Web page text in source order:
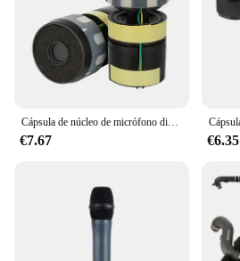
Cápsula de núcleo de micrófono dinámico para BETA58, reemplazo de cápsula de micrófono inalámbrico, 2 piezas
€7.67 €6.35